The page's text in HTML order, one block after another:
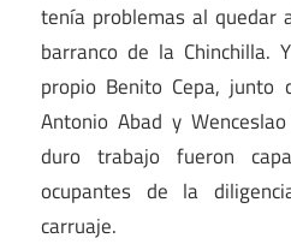
tenía problemas al quedar
barranco de la Chinchilla.
propio Benito Cepa, junto
Antonio Abad y
duro trabajo fueron
ocupantes de la
carruaje.